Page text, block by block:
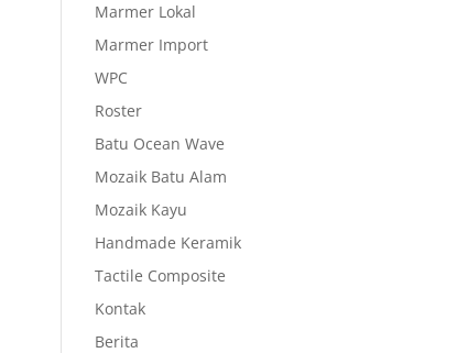
Marmer Lokal
Marmer Import
WPC
Roster
Batu Ocean Wave
Mozaik Batu Alam
Mozaik Kayu
Handmade Keramik
Tactile Composite
Kontak
Berita